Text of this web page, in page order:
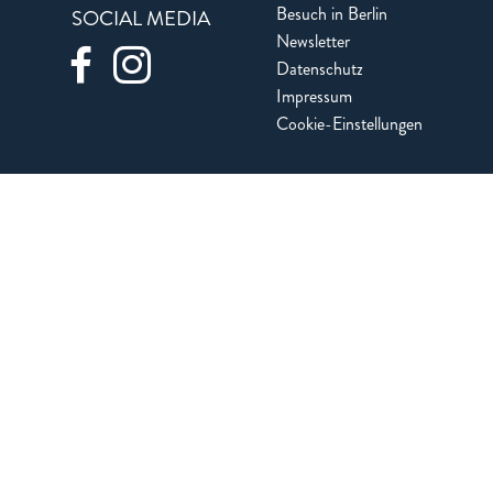
SOCIAL MEDIA
Besuch in Berlin
Newsletter
Datenschutz
Impressum
Cookie-Einstellungen